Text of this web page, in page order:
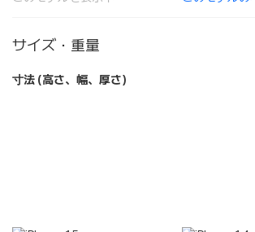
サイズ・重量
寸法 (高さ、幅、厚さ)